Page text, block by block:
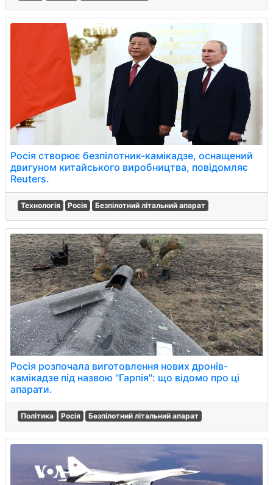
Росія створює безпілотник-камікадзе, оснащений
двигуном китайського виробництва, повідомляє
Reuters.
Технологія Росія Безпілотний літальний апарат
Росія розпочала виготовлення нових дронів-
камікадзе під назвою "Гарпія": що відомо про ці
апарати.
Політика Росія Безпілотний літальний апарат